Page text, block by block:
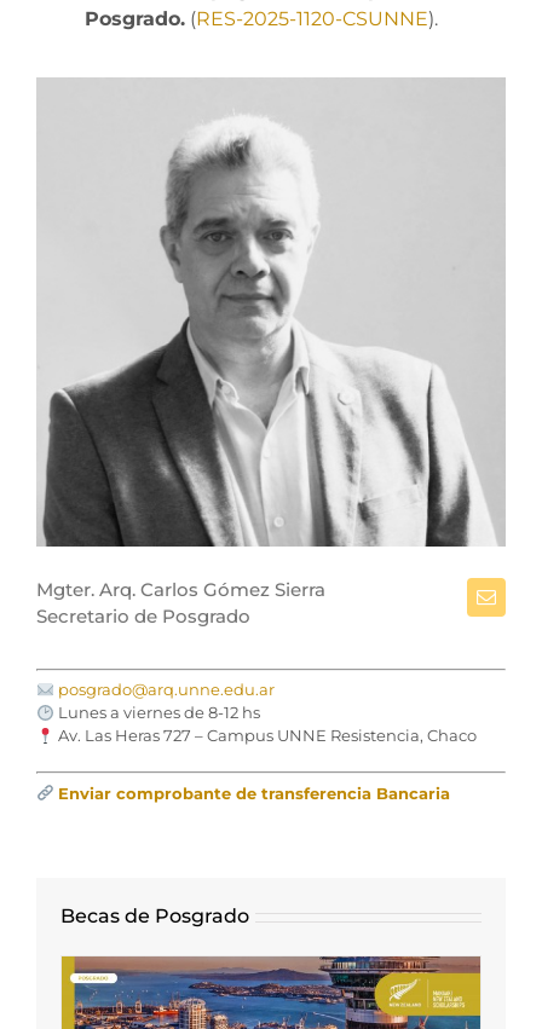
Posgrado. (RES-2025-1120-CSUNNE).
Mgter. Arq. Carlos Gómez Sierra
Secretario de Posgrado
posgrado@arq.unne.edu.ar
Lunes a viernes de 8-12 hs
Av. Las Heras 727 – Campus UNNE Resistencia, Chaco
Enviar comprobante de transferencia Bancaria
Becas de Posgrado